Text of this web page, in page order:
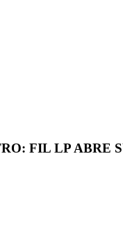
FIL LP ABRE